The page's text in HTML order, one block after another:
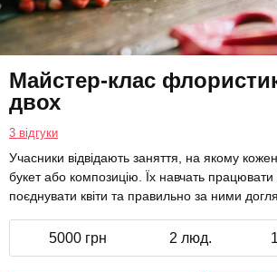
Майстер-клас
двох
3 відгуки
Учасники відвідають заняття, на якому
букет або композицію. Їх навчать працювати
поєднувати квіти та правильно за ними
5000 грн 2 люд.